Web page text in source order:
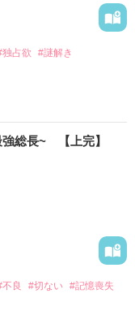
独占欲
#謎解き
夜警団』
め
たり
総長~ 【上完】
不良 #切ない #記憶喪失